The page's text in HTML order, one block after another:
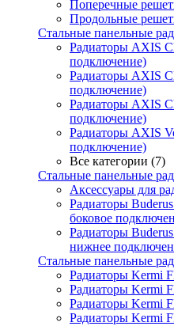
Поперечные
Продольные
Стальные панельные
Радиаторы AXIS
подключение)
Радиаторы AXIS
подключение)
Радиаторы AXIS
подключение)
Радиаторы AXIS
подключение)
Все категории (7)
Стальные панельные
Аксессуары для
Радиаторы
боковое
Радиаторы
нижнее
Стальные панельные
Радиаторы Kermi
Радиаторы Kermi
Радиаторы Kermi
Радиаторы Kermi